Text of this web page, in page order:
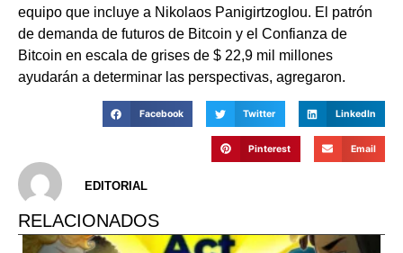
equipo que incluye a Nikolaos Panigirtzoglou. El patrón
de demanda de futuros de Bitcoin y el Confianza de
Bitcoin en escala de grises de $ 22,9 mil millones
ayudarán a determinar las perspectivas, agregaron.
Facebook Twitter LinkedIn
Pinterest Email
EDITORIAL
RELACIONADOS